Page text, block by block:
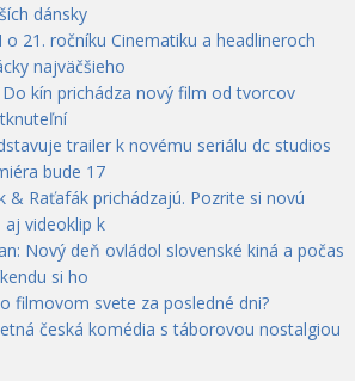
dánsky
o 21. ročníku Cinematiku a headlineroch
najväčšieho
kín prichádza nový film od tvorcov
trailer k novému seriálu dc studios
bude 17
& Raťafák prichádzajú. Pozrite si novú
aj videoklip k
Nový deň ovládol slovenské kiná a počas
si ho
filmovom svete za posledné dni?
česká komédia s táborovou nostalgiou